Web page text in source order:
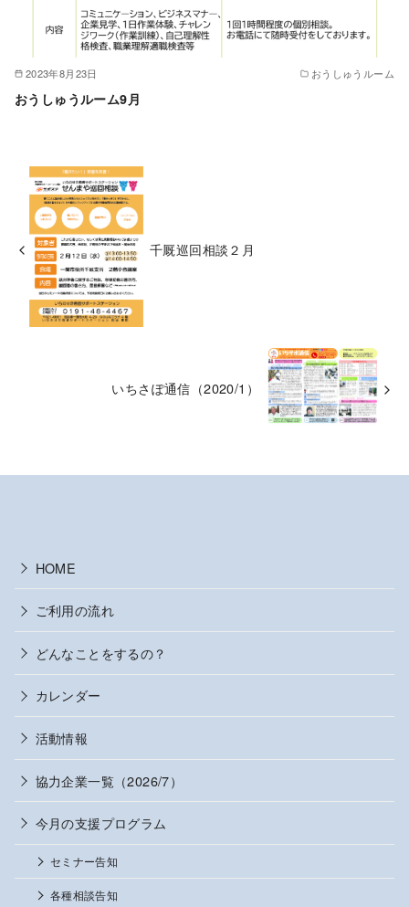
2023年8月23日 おうしゅうルーム
おうしゅうルーム9月
千厩巡回相談２月
いちさぽ通信（2020/1）
HOME
ご利用の流れ
どんなことをするの？
カレンダー
活動情報
協力企業一覧（2026/7）
今月の支援プログラム
セミナー告知
各種相談告知